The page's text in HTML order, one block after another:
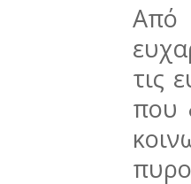
Από
τις
που